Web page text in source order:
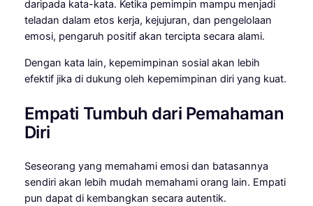
daripada kata-kata. Ketika pemimpin mampu menjadi
teladan dalam etos kerja, kejujuran, dan pengelolaan
emosi, pengaruh positif akan tercipta secara alami.
Dengan kata lain, kepemimpinan sosial akan lebih
efektif jika di dukung oleh kepemimpinan diri yang kuat.
Empati Tumbuh dari Pemahaman
Diri
Seseorang yang memahami emosi dan batasannya
sendiri akan lebih mudah memahami orang lain. Empati
pun dapat di kembangkan secara autentik.